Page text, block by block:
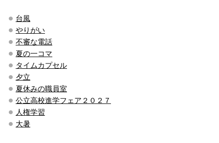
台風
やりがい
不審な電話
夏の一コマ
タイムカプセル
夕立
夏休みの職員室
公立高校進学フェア２０２７
人権学習
大暑